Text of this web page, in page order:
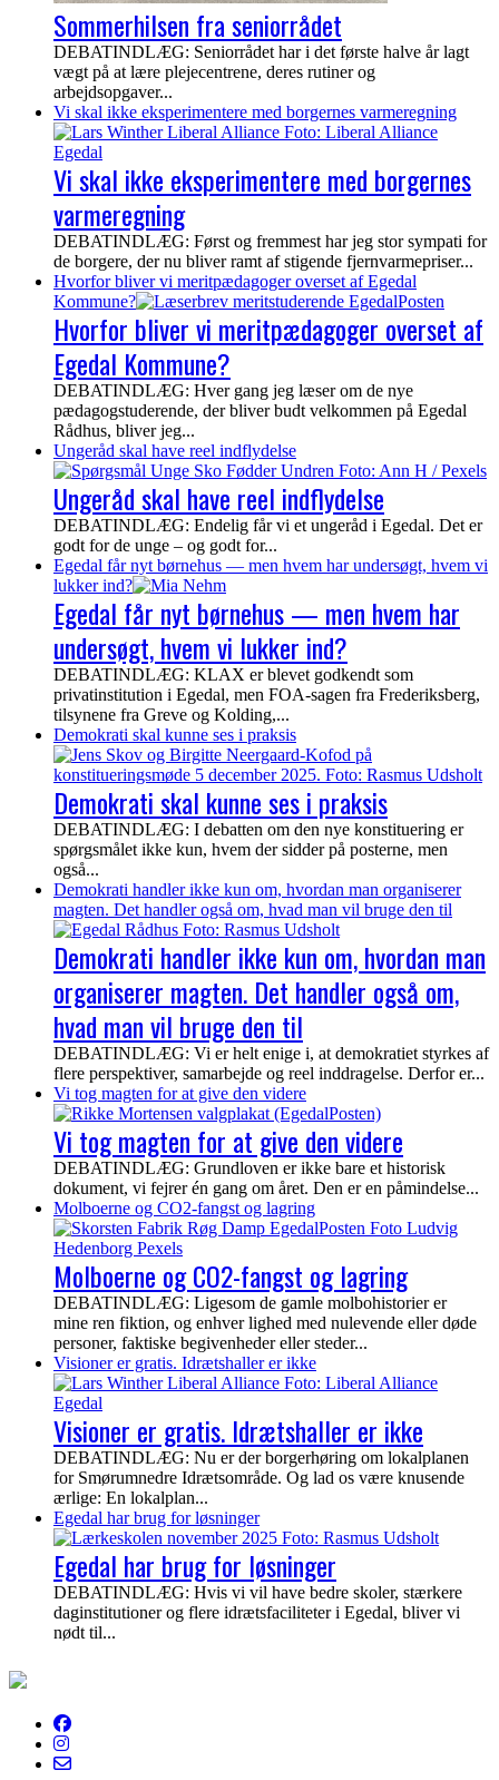
Sommerhilsen fra seniorrådet
DEBATINDLÆG: Seniorrådet har i det første halve år lagt
vægt på at lære plejecentrene, deres rutiner og
arbejdsopgaver...
Vi skal ikke eksperimentere med borgernes varmeregning
Vi skal ikke eksperimentere med borgernes
varmeregning
DEBATINDLÆG: Først og fremmest har jeg stor sympati for
de borgere, der nu bliver ramt af stigende fjernvarmepriser...
Hvorfor bliver vi meritpædagoger overset af Egedal
Kommune?
Hvorfor bliver vi meritpædagoger overset af
Egedal Kommune?
DEBATINDLÆG: Hver gang jeg læser om de nye
pædagogstuderende, der bliver budt velkommen på Egedal
Rådhus, bliver jeg...
Ungeråd skal have reel indflydelse
Ungeråd skal have reel indflydelse
DEBATINDLÆG: Endelig får vi et ungeråd i Egedal. Det er
godt for de unge – og godt for...
Egedal får nyt børnehus — men hvem har undersøgt, hvem vi
lukker ind?
Egedal får nyt børnehus — men hvem har
undersøgt, hvem vi lukker ind?
DEBATINDLÆG: KLAX er blevet godkendt som
privatinstitution i Egedal, men FOA-sagen fra Frederiksberg,
tilsynene fra Greve og Kolding,...
Demokrati skal kunne ses i praksis
Demokrati skal kunne ses i praksis
DEBATINDLÆG: I debatten om den nye konstituering er
spørgsmålet ikke kun, hvem der sidder på posterne, men
også...
Demokrati handler ikke kun om, hvordan man organiserer
magten. Det handler også om, hvad man vil bruge den til
Demokrati handler ikke kun om, hvordan man
organiserer magten. Det handler også om,
hvad man vil bruge den til
DEBATINDLÆG: Vi er helt enige i, at demokratiet styrkes af
flere perspektiver, samarbejde og reel inddragelse. Derfor er...
Vi tog magten for at give den videre
Vi tog magten for at give den videre
DEBATINDLÆG: Grundloven er ikke bare et historisk
dokument, vi fejrer én gang om året. Den er en påmindelse...
Molboerne og CO2-fangst og lagring
Molboerne og CO2-fangst og lagring
DEBATINDLÆG: Ligesom de gamle molbohistorier er
mine ren fiktion, og enhver lighed med nulevende eller døde
personer, faktiske begivenheder eller steder...
Visioner er gratis. Idrætshaller er ikke
Visioner er gratis. Idrætshaller er ikke
DEBATINDLÆG: Nu er der borgerhøring om lokalplanen
for Smørumnedre Idrætsområde. Og lad os være knusende
ærlige: En lokalplan...
Egedal har brug for løsninger
Egedal har brug for løsninger
DEBATINDLÆG: Hvis vi vil have bedre skoler, stærkere
daginstitutioner og flere idrætsfaciliteter i Egedal, bliver vi
nødt til...
EgedalPosten